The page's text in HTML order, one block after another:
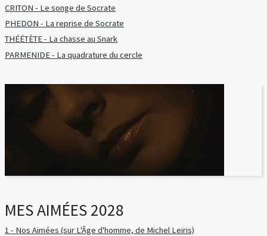
CRITON - Le songe de Socrate
PHEDON - La reprise de Socrate
THÉÉTÈTE - La chasse au Snark
PARMENIDE - La quadrature du cercle
MES AIMÉES 2028
1 - Nos Aimées (sur L'Âge d'homme, de Michel Leiris)